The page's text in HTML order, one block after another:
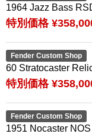
1964 Jazz Bass
特別価格
Fender Custom Shop
60 Stratocaster
特別価格
Fender Custom Shop
1951 Nocaster